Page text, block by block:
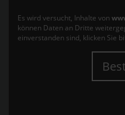
Es wird versucht, Inhalte von
können Daten an Dritte
einverstanden sind, klicken Sie